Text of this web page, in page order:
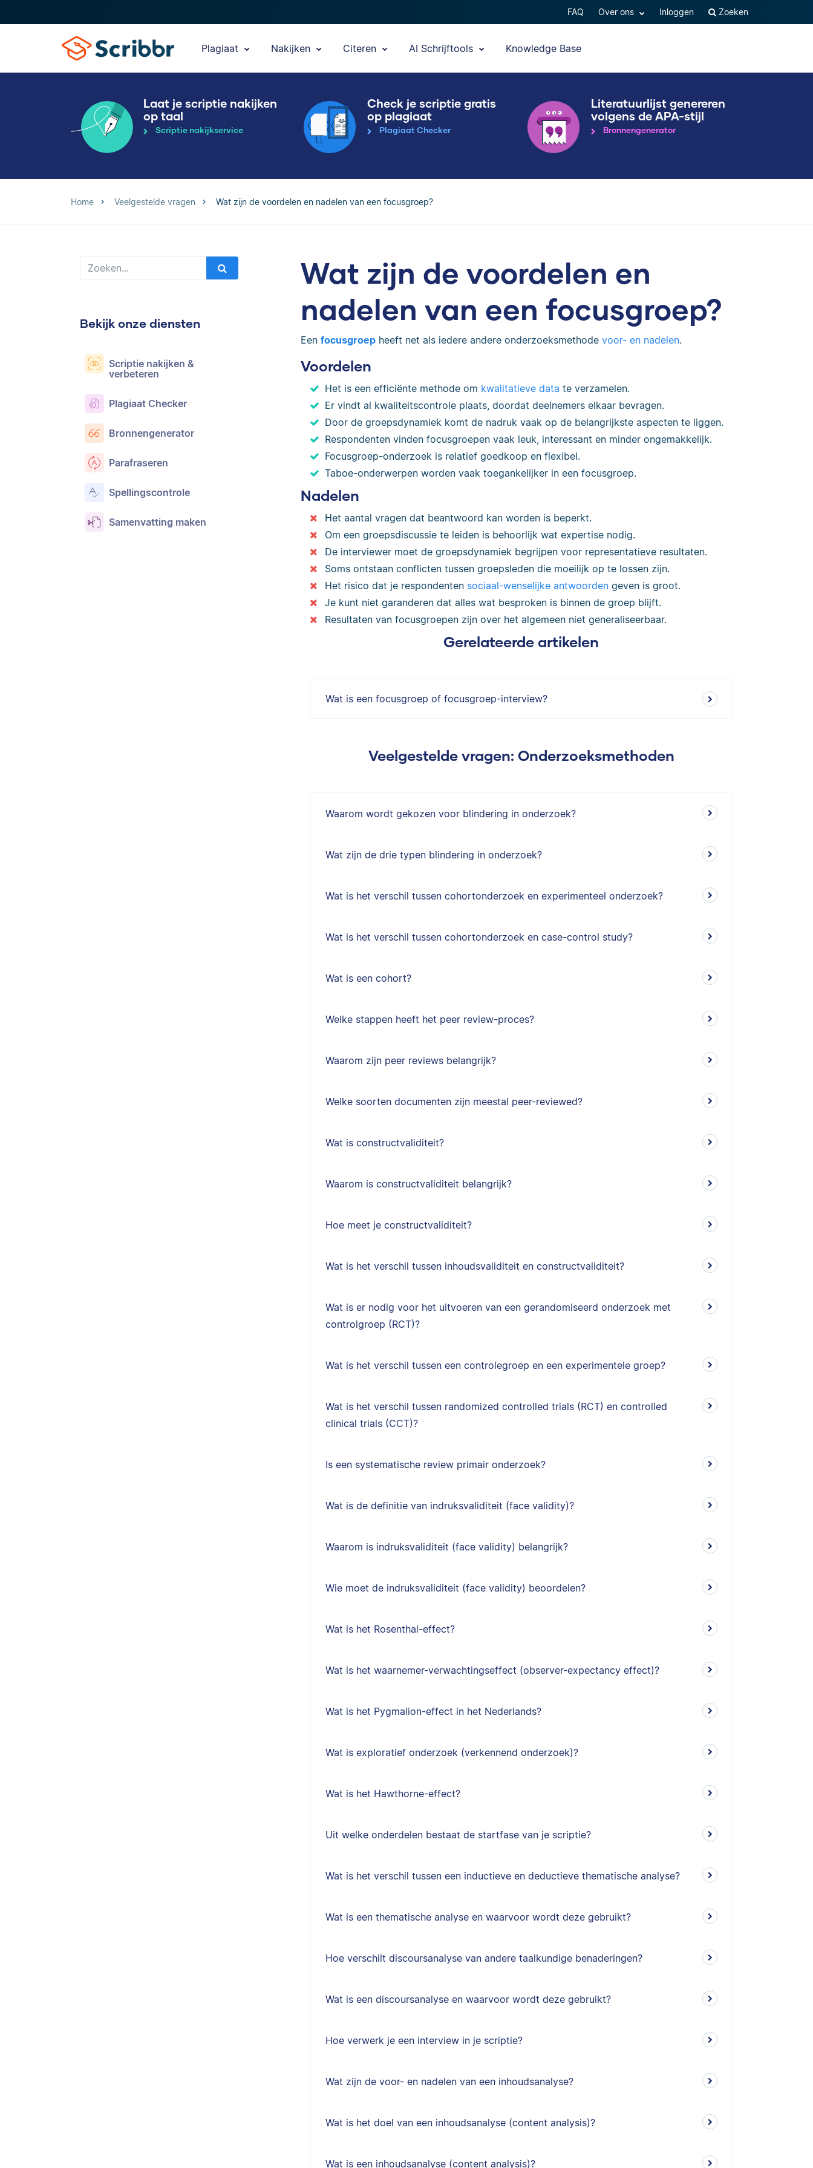
FAQ Over ons Inloggen Zoeken
Plagiaat Nakijken Citeren AI Schrijftools Knowledge Base
Laat je scriptie nakijken
op taal
Scriptie nakijkservice
Check je scriptie gratis
op plagiaat
Plagiaat Checker
Literatuurlijst genereren
volgens de APA-stijl
Bronnengenerator
Home Veelgestelde vragen Wat zijn de voordelen en nadelen van een focusgroep?
Bekijk onze diensten
Scriptie nakijken &
verbeteren
Plagiaat Checker
Bronnengenerator
Parafraseren
Spellingscontrole
Samenvatting maken
Wat zijn de voordelen en
nadelen van een focusgroep?
Een focusgroepheeft net als iedere andere onderzoeksmethode voor- en nadelen.
Voordelen
Het is een efficiënte methode om kwalitatieve data te verzamelen.
Er vindt al kwaliteitscontrole plaats, doordat deelnemers elkaar bevragen.
Door de groepsdynamiek komt de nadruk vaak op de belangrijkste aspecten te liggen.
Respondenten vinden focusgroepen vaak leuk, interessant en minder ongemakkelijk.
Focusgroep-onderzoek is relatief goedkoop en flexibel.
Taboe-onderwerpen worden vaak toegankelijker in een focusgroep.
Nadelen
Het aantal vragen dat beantwoord kan worden is beperkt.
Om een groepsdiscussie te leiden is behoorlijk wat expertise nodig.
De interviewer moet de groepsdynamiek begrijpen voor representatieve resultaten.
Soms ontstaan conflicten tussen groepsleden die moeilijk op te lossen zijn.
Het risico dat je respondenten sociaal-wenselijke antwoordengeven is groot.
Je kunt niet garanderen dat alles wat besproken is binnen de groep blijft.
Resultaten van focusgroepen zijn over het algemeen niet generaliseerbaar.
Gerelateerde artikelen
Wat is een focusgroep of focusgroep-interview?
Veelgestelde vragen: Onderzoeksmethoden
Waarom wordt gekozen voor blindering in onderzoek?
Wat zijn de drie typen blindering in onderzoek?
Wat is het verschil tussen cohortonderzoek en experimenteel onderzoek?
Wat is het verschil tussen cohortonderzoek en case-control study?
Wat is een cohort?
Welke stappen heeft het peer review-proces?
Waarom zijn peer reviews belangrijk?
Welke soorten documenten zijn meestal peer-reviewed?
Wat is constructvaliditeit?
Waarom is constructvaliditeit belangrijk?
Hoe meet je constructvaliditeit?
Wat is het verschil tussen inhoudsvaliditeit en constructvaliditeit?
Wat is er nodig voor het uitvoeren van een gerandomiseerd onderzoek met
controlgroep (RCT)?
Wat is het verschil tussen een controlegroep en een experimentele groep?
Wat is het verschil tussen randomized controlled trials (RCT) en controlled
clinical trials (CCT)?
Is een systematische review primair onderzoek?
Wat is de definitie van indruksvaliditeit (face validity)?
Waarom is indruksvaliditeit (face validity) belangrijk?
Wie moet de indruksvaliditeit (face validity) beoordelen?
Wat is het Rosenthal-effect?
Wat is het waarnemer-verwachtingseffect (observer-expectancy effect)?
Wat is het Pygmalion-effect in het Nederlands?
Wat is exploratief onderzoek (verkennend onderzoek)?
Wat is het Hawthorne-effect?
Uit welke onderdelen bestaat de startfase van je scriptie?
Wat is het verschil tussen een inductieve en deductieve thematische analyse?
Wat is een thematische analyse en waarvoor wordt deze gebruikt?
Hoe verschilt discoursanalyse van andere taalkundige benaderingen?
Wat is een discoursanalyse en waarvoor wordt deze gebruikt?
Hoe verwerk je een interview in je scriptie?
Wat zijn de voor- en nadelen van een inhoudsanalyse?
Wat is het doel van een inhoudsanalyse (content analysis)?
Wat is een inhoudsanalyse (content analysis)?